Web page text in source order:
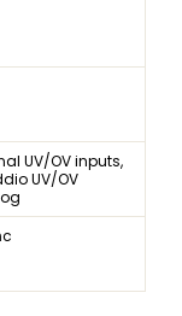
UV/OV inputs,
UV/OV